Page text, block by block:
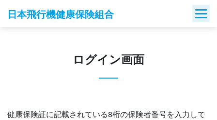
日本飛行機健康保険組合
ログイン画面
健康保険証に記載されている8桁の保険者番号を入力して